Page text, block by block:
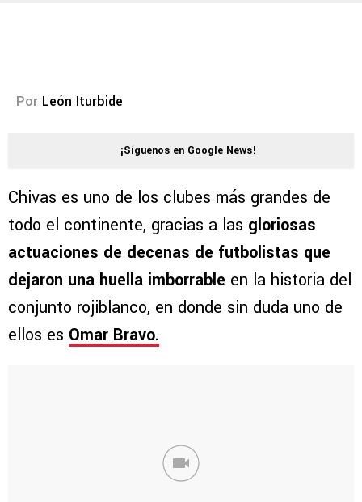
Por León Iturbide
¡Síguenos en Google News!
Chivas es uno de los clubes más grandes de
todo el continente, gracias a las gloriosas
actuaciones de decenas de futbolistas que
dejaron una huella imborrable en la historia del
conjunto rojiblanco, en donde sin duda uno de
ellos es Omar Bravo.